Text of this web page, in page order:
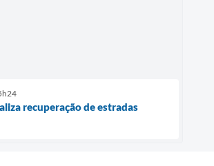
recuperação de estradas